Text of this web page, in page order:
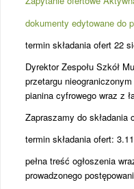
dokumenty edytowane do
termin składania ofert 22
Dyrektor Zespołu Szkół
przetargu
pianina cyfrowego wraz z
Zapraszamy do składania
termin składania ofert:
pełna treść ogłoszenia
prowadzonego